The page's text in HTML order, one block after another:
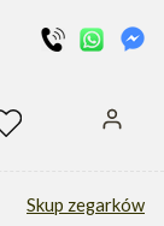
0. Zobacz
Skup zegarków